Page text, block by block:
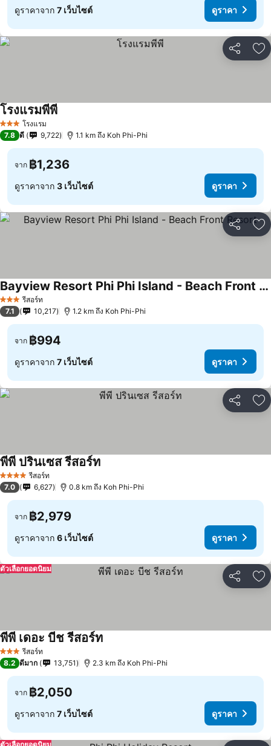
ดูราคาจาก 7 เว็บไซต์ ดูราคา
แชร์ เ
3 ดาว โรงแรม
โรงแรมพีพี
7.8 ดี 9,722 1.1 km ถึง Koh Phi-Phi
จาก ฿1,236
ดูราคาจาก 3 เว็บไซต์ ดูราคา
แชร์ เ
3 ดาว รีสอร์ท
Bayview Resort Phi Phi Island - Beach Front Resort
7.1 10,217 1.2 km ถึง Koh Phi-Phi
จาก ฿994
ดูราคาจาก 7 เว็บไซต์ ดูราคา
แชร์ เ
4 ดาว รีสอร์ท
พีพี ปรินเซส รีสอร์ท
7.0 6,627 0.8 km ถึง Koh Phi-Phi
จาก ฿2,979
ดูราคาจาก 6 เว็บไซต์ ดูราคา
แชร์ เ
ตัวเลือกยอดนิยม
3 ดาว รีสอร์ท
พีพี เดอะ บีช รีสอร์ท
8.2 ดีมาก 13,751 2.3 km ถึง Koh Phi-Phi
จาก ฿2,050
ดูราคาจาก 7 เว็บไซต์ ดูราคา